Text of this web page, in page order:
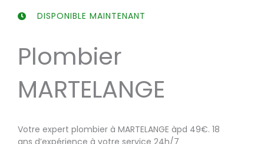
DISPONIBLE MAINTENANT
Plombier
MARTELANGE
Votre expert plombier à MARTELANGE àpd 49€. 18